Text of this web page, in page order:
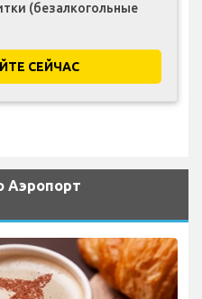
(безалкогольные
СЕЙЧАС
Аэропорт